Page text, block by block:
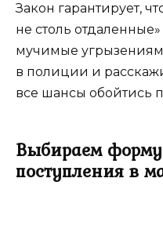
Закон гарантирует,
не столь
мучимые
в полиции и
все шансы обойтись
Выбираем
поступления в